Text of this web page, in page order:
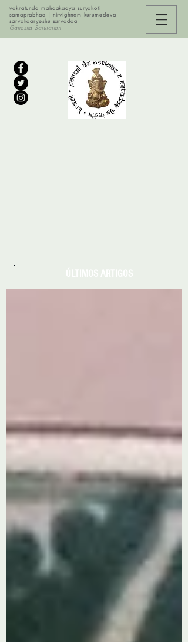
vakratunda mahaakaaya suryakoti
samaprabhaa | nirvighnam kurumedeva
sarvakaaryeshu sarvadaa
Ganesha Salutation